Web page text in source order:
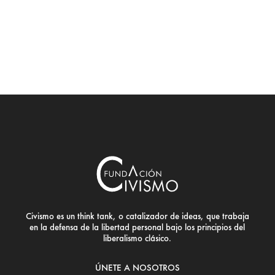
Civismo es un think tank, o catalizador de ideas, que trabaja
en la defensa de la libertad personal bajo los principios del
liberalismo clásico.
ÚNETE A NOSOTROS